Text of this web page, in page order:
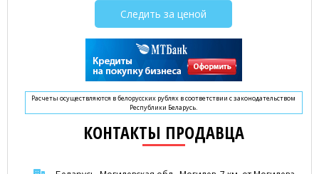
Следить за ценой
Расчеты осуществляются в белорусских рублях в соответствии с законодательством
Республики Беларусь.
КОНТАКТЫ ПРОДАВЦА